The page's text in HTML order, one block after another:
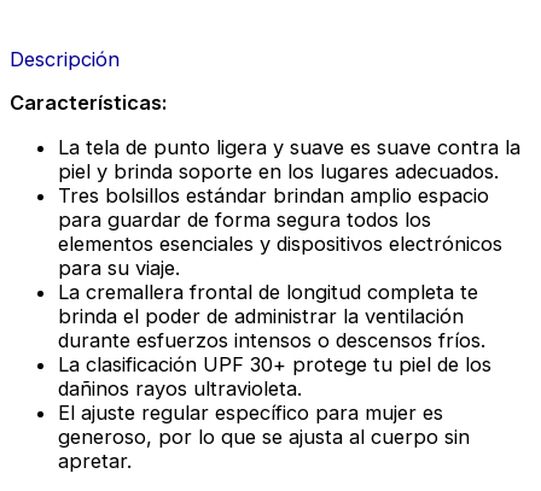
Descripción
Características:
La tela de punto ligera y suave es suave contra la
piel y brinda soporte en los lugares adecuados.
Tres bolsillos estándar brindan amplio espacio
para guardar de forma segura todos los
elementos esenciales y dispositivos electrónicos
para su viaje.
La cremallera frontal de longitud completa te
brinda el poder de administrar la ventilación
durante esfuerzos intensos o descensos fríos.
La clasificación UPF 30+ protege tu piel de los
dañinos rayos ultravioleta.
El ajuste regular específico para mujer es
generoso, por lo que se ajusta al cuerpo sin
apretar.